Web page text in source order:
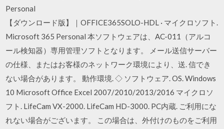
Personal
【ダウンロード版】｜OFFICE365SOLO-HDL · マイクロソフト.
Microsoft 365 Personal 本ソフトウェアは、AC-011（アルコ
ール検知器）専用管理ソフトとなります。 メール送信サーバー
の仕様、またはお客様のネットワーク環境により、送. 信でき
ない場合があります。 動作環境. ◇ ソフトウェア. OS. Windows
10 Microsoft Office Excel 2007/2010/2013/2016 マイクロソ
フト. LifeCam VX-2000. LifeCam HD-3000. PC内蔵. ご利用にな
れない場合がございます。 この場合は、外付けのものをご利用